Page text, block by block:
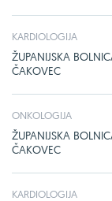
KARDIOLOGIJA
ŽUPANIJSKA
ČAKOVEC
ONKOLOGIJA
ŽUPANIJSKA
ČAKOVEC
KARDIOLOGIJA